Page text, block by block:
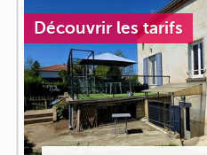
Découvrir les tarifs